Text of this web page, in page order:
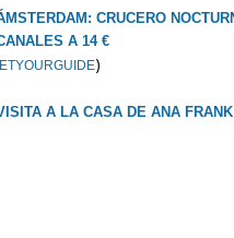
CRUCERO
A 14 €
)
A LA CASA DE ANA FRANK